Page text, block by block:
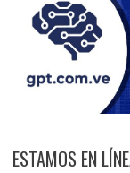
ESTAMOS EN